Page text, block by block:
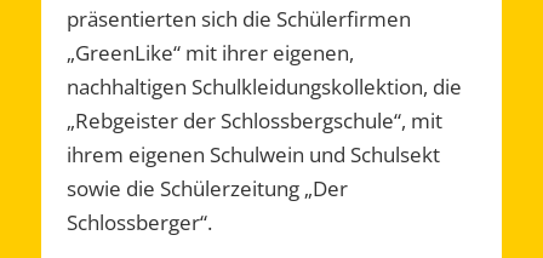
präsentierten sich die Schülerfirmen
„GreenLike“ mit ihrer eigenen,
nachhaltigen Schulkleidungskollektion, die
„Rebgeister der Schlossbergschule“, mit
ihrem eigenen Schulwein und Schulsekt
sowie die Schülerzeitung „Der
Schlossberger“.